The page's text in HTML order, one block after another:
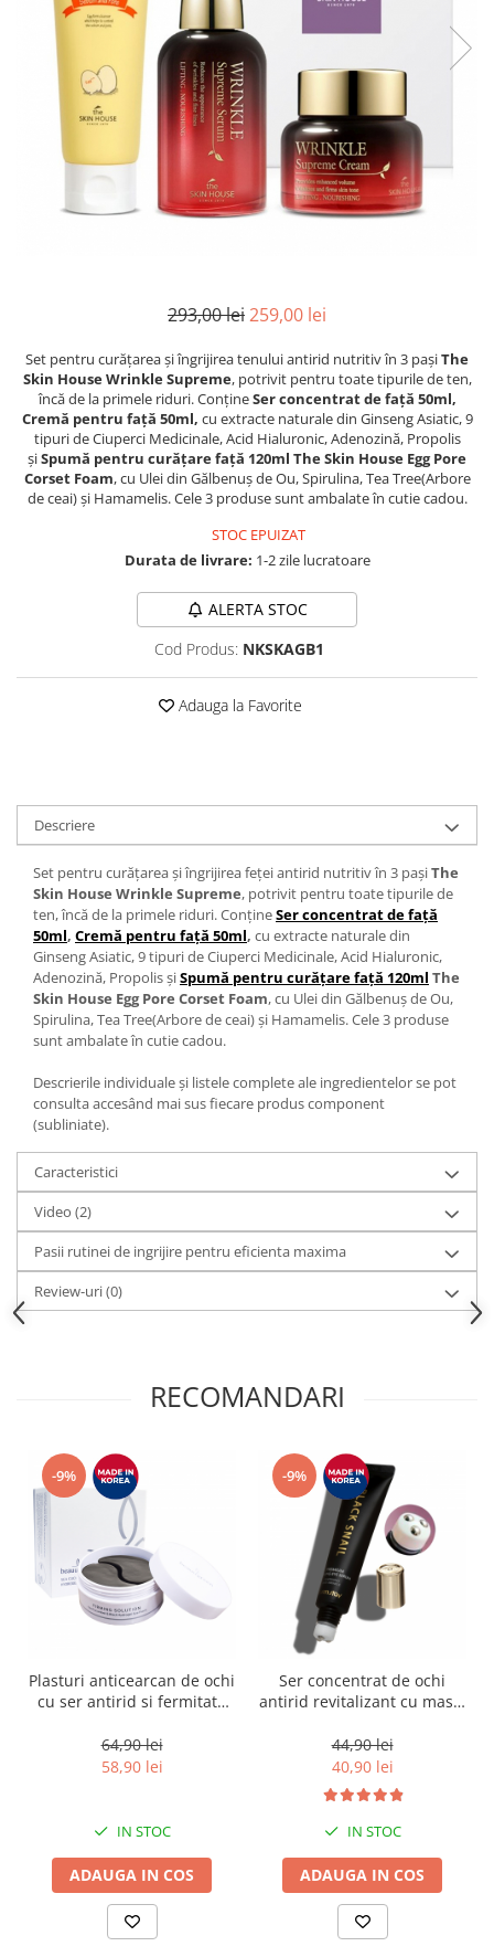
293,00 lei259,00 lei
Set pentru curățarea și îngrijirea tenului antirid nutritiv în 3 pașiThe
Skin House Wrinkle Supreme, potrivit pentru toate tipurile de ten,
încă de la primele riduri. ConțineSer concentrat de față 50ml,
Cremă pentru față 50ml, cu extracte naturale din Ginseng Asiatic, 9
tipuri de Ciuperci Medicinale, Acid Hialuronic, Adenozină, Propolis
șiSpumă pentru curățare față 120ml The Skin House Egg Pore
Corset Foam, cu Ulei din Gălbenuș de Ou, Spirulina, Tea Tree(Arbore
de ceai) și Hamamelis. Cele 3 produse sunt ambalate în cutie cadou.
STOC EPUIZAT
Durata de livrare: 1-2 zile lucratoare
ALERTA STOC
Cod Produs: NKSKAGB1
Adauga la Favorite
Descriere
Set pentru curățarea și îngrijirea feței antirid nutritiv în 3 pașiThe
Skin House Wrinkle Supreme, potrivit pentru toate tipurile de
ten, încă de la primele riduri. ConțineSer concentrat de față
50ml, Cremă pentru față 50ml, cu extracte naturale din
Ginseng Asiatic, 9 tipuri de Ciuperci Medicinale, Acid Hialuronic,
Adenozină, Propolis șiSpumă pentru curățare față 120ml The
Skin House Egg Pore Corset Foam, cu Ulei din Gălbenuș de Ou,
Spirulina, Tea Tree(Arbore de ceai) și Hamamelis. Cele 3 produse
sunt ambalate în cutie cadou.
Descrierile individuale și listele complete ale ingredientelor se pot
consulta accesând mai sus fiecare produs component
(subliniate).
Caracteristici
Video (2)
Pasii rutinei de ingrijire pentru eficienta maxima
Review-uri(0)
RECOMANDARI
-9%
Plasturi anticearcan de ochi
cu ser antirid si fermitate
Black Eye Patch 60bc/90gr
64,90 lei
58,90 lei
IN STOC
ADAUGA IN COS
-9%
Ser concentrat de ochi
antirid revitalizant cu masaj
Premim Rolling Eye 25ml
44,90 lei
40,90 lei
IN STOC
ADAUGA IN COS